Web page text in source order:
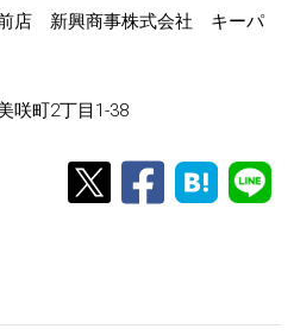
前店 新興商事株式会社 キーパ
咲町2丁目1-38